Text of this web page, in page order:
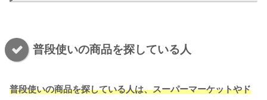
普段使いの商品を探している人
普段使いの商品を探している人は、スーパーマーケットやド